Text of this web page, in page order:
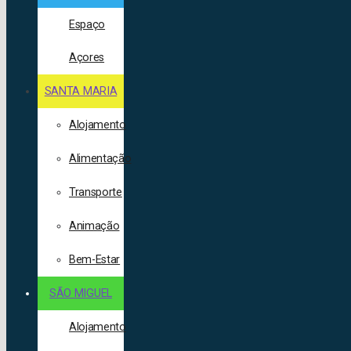
Espaço
Açores
SANTA MARIA
Alojamento
Alimentação
Transporte
Animação
Bem-Estar
SÃO MIGUEL
Alojamento